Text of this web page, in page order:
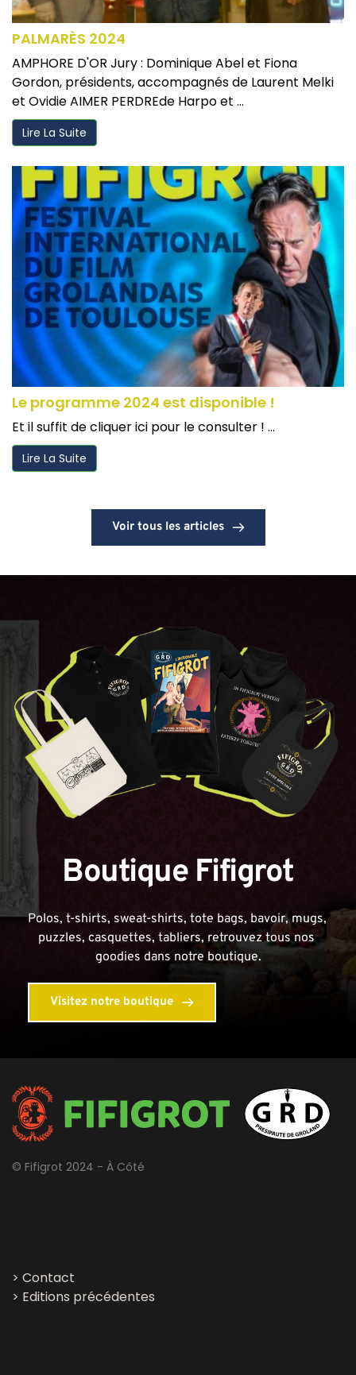
PALMARÈS 2024
AMPHORE D'OR Jury : Dominique Abel et Fiona
Gordon, présidents, accompagnés de Laurent Melki
et Ovidie AIMER PERDREde Harpo et ...
Lire La Suite
Le programme 2024 est disponible !
Et il suffit de cliquer ici pour le consulter ! ...
Lire La Suite
Voir tous les articles
Boutique Fifigrot
Polos, t-shirts, sweat-shirts, tote bags, bavoir, mugs,
puzzles, casquettes, tabliers, retrouvez tous nos
goodies dans notre boutique.
Visitez notre boutique
© Fifigrot 2024 - À Côté
> Contact
> Editions précédentes